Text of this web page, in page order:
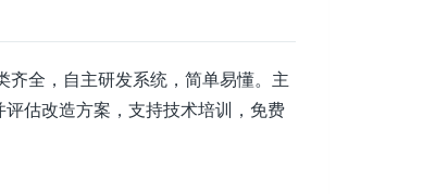
全，自主研发系统，简单易懂。主
估改造方案，支持技术培训，免费